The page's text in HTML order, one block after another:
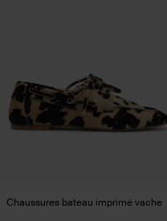
Chaussures bateau imprimé vache